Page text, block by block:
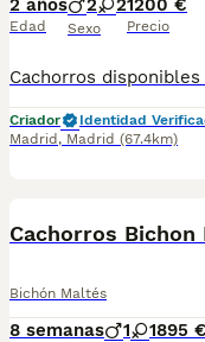
2 años
Edad
2 2
Sexo
1200 €
Precio
Criador
Identidad
Madrid , Madrid (67.4km)
Cachorros Bichon
Bichón Maltés
8 semanas 1 1895 €